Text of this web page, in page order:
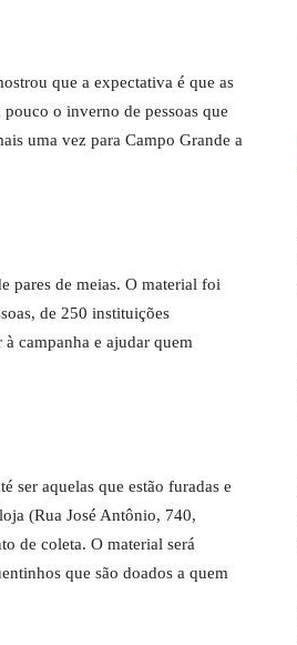
que a expectativa é que as
o inverno de pessoas que
uma vez para Campo Grande a
pares de meias. O material foi
de 250 instituições
campanha e ajudar quem
ser aquelas que estão furadas e
(Rua José Antônio, 740,
de coleta. O material será
que são doados a quem